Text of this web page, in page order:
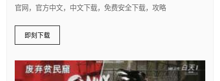
官网，官方中文，中文下载，免费安全下载，攻略
即刻下载